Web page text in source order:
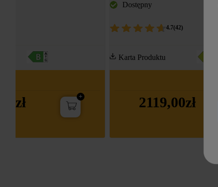
Dostępny
4.7(42)
Karta Produktu
2119,00zł